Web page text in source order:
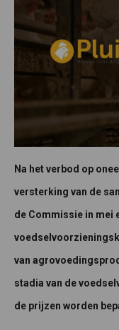
Na het verbod op
versterking van de
de Commissie in mei
van
stadia van de
de prijzen worden